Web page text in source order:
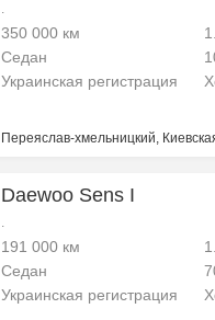
.
350 000 км
Седан
Украинская регистрация
Переяслав-хмельницкий,
Daewoo Sens I
.
191 000 км
Седан
Украинская регистрация